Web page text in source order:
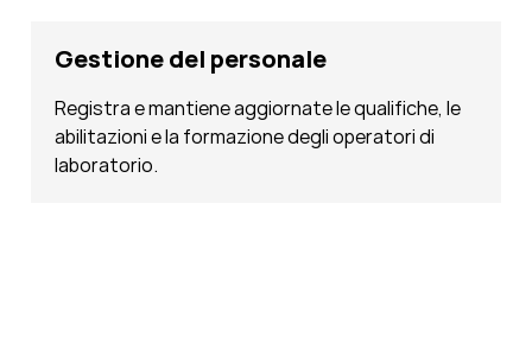
Gestione del personale
Registra e mantiene aggiornate le qualifiche, le
abilitazioni e la formazione degli operatori di
laboratorio.